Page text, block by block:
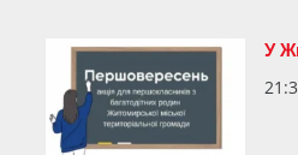
У